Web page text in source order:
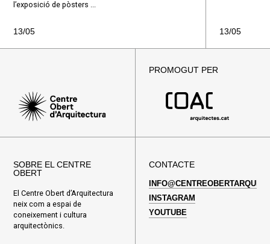
l’exposició de pòsters ...
13/05 13/05
PROMOGUT PER
SOBRE EL CENTRE
OBERT
El Centre Obert d’Arquitectura
neix com a espai de
coneixement i cultura
arquitectònics.
CONTACTE
INSTAGRAM
YOUTUBE